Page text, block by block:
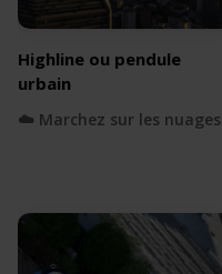
Highline ou pendule
urbain
☁️ Marchez sur les nuages